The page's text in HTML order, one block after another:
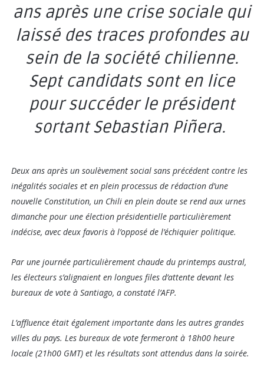
ans après une crise sociale qui
laissé des traces profondes au
sein de la société chilienne.
Sept candidats sont en lice
pour succéder le président
sortant Sebastian Piñera.
Deux ans après un soulèvement social sans précédent contre les
inégalités sociales et en plein processus de rédaction d’une
nouvelle Constitution, un Chili en plein doute se rend aux urnes
dimanche pour une élection présidentielle particulièrement
indécise, avec deux favoris à l’opposé de l’échiquier politique.
Par une journée particulièrement chaude du printemps austral,
les électeurs s’alignaient en longues files d’attente devant les
bureaux de vote à Santiago, a constaté l’AFP.
L’affluence était également importante dans les autres grandes
villes du pays. Les bureaux de vote fermeront à 18h00 heure
locale (21h00 GMT) et les résultats sont attendus dans la soirée.